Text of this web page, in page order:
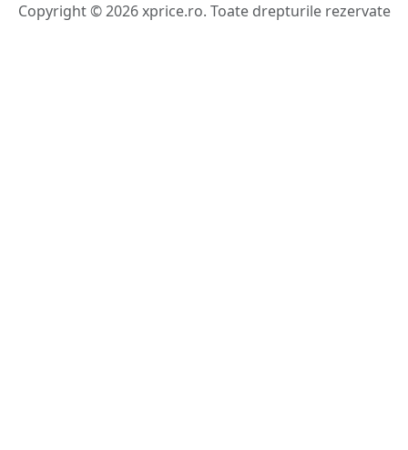
Copyright © 2026 xprice.ro. Toate drepturile rezervate